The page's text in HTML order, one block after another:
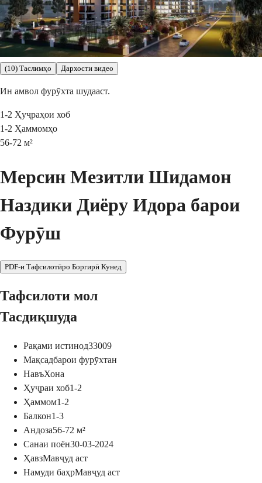
(10) Таслимҳо Дархости видео
Ин амвол фурӯхта шудааст.
1-2 Ҳуҷраҳои хоб
1-2 Ҳаммомҳо
56-72 м²
Мерсин Мезитли Шидамон
Наздики Диёру Идора барои
Фурӯш
PDF-и Тафсилотӣро Боргирӣ Кунед
Тафсилоти мол
Тасдиқшуда
Рақами истинод33009
Мақсадбарои фурӯхтан
НавъХона
Ҳуҷраи хоб1-2
Ҳаммом1-2
Балкон1-3
Андоза56-72 м²
Санаи поён30-03-2024
ҲавзМавҷуд аст
Намуди баҳрМавҷуд аст